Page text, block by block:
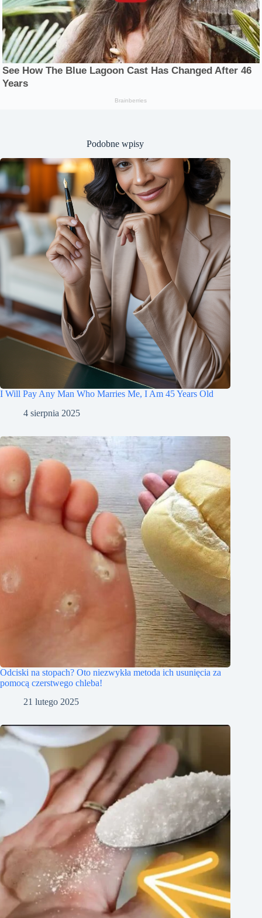
Podobne wpisy
I Will Pay Any Man Who Marries Me, I Am 45 Years Old
4 sierpnia 2025
Odciski na stopach? Oto niezwykła metoda ich usunięcia za
pomocą czerstwego chleba!
21 lutego 2025